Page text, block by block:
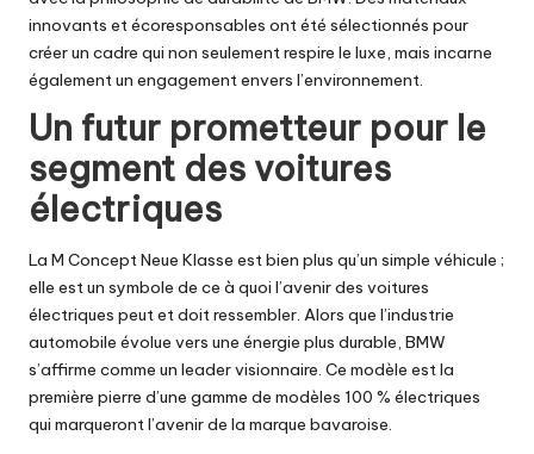
innovants et écoresponsables ont été sélectionnés pour
créer un cadre qui non seulement respire le luxe, mais incarne
également un engagement envers l’environnement.
Un futur prometteur pour le
segment des voitures
électriques
La M Concept Neue Klasse est bien plus qu’un simple véhicule ;
elle est un symbole de ce à quoi l’avenir des voitures
électriques peut et doit ressembler. Alors que l’industrie
automobile évolue vers une énergie plus durable, BMW
s’affirme comme un leader visionnaire. Ce modèle est la
première pierre d’une gamme de modèles 100 % électriques
qui marqueront l’avenir de la marque bavaroise.